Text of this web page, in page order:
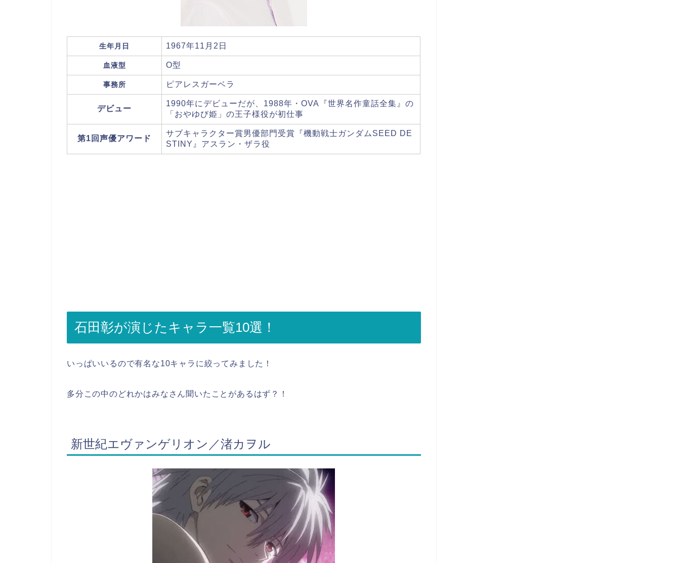
生年月日 1967年11月2日
血液型 O型
事務所 ピアレスガーベラ
デビュー
1990年にデビューだが、1988年・OVA『世界名作童話全集』の
「おやゆび姫」の王子様役が初仕事
第1回声優アワード
サブキャラクター賞男優部門受賞『機動戦士ガンダムSEED DE
STINY』アスラン・ザラ役
石田彰が演じたキャラ一覧10選！
いっぱいいるので有名な10キャラに絞ってみました！
多分この中のどれかはみなさん聞いたことがあるはず？！
新世紀エヴァンゲリオン／渚カヲル